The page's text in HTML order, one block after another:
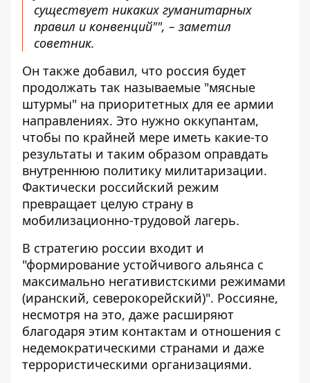
существует никаких гуманитарных
правил и конвенций"", – заметил
советник.
Он также добавил, что россия будет
продолжать так называемые "мясные
штурмы" на приоритетных для ее армии
направлениях. Это нужно оккупантам,
чтобы по крайней мере иметь какие-то
результаты и таким образом оправдать
внутреннюю политику милитаризации.
Фактически российский режим
превращает целую страну в
мобилизационно-трудовой лагерь.
В стратегию россии входит и
"формирование устойчивого альянса с
максимально негативистскими режимами
(иранский, северокорейский)". Россияне,
несмотря на это, даже расширяют
благодаря этим контактам и отношения с
недемократическими странами и даже
террористическими организациями.